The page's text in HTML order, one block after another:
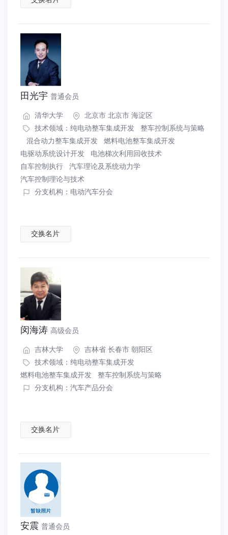
田光宇 普通会员
清华大学
北京市 北京市 海淀区
技术领域： 纯电动整车集成开发 整车控制系统与策略
混合动力整车集成开发 燃料电池整车集成开发
电驱动系统设计开发
电池梯次利用回收技术
自车控制执行 汽车理论及系统动力学
汽车控制理论与技术
分支机构：电动汽车分会
交换名片
闵海涛 高级会员
吉林大学
吉林省 长春市 朝阳区
技术领域： 纯电动整车集成开发
燃料电池整车集成开发 整车控制系统与策略
分支机构：汽车产品分会
交换名片
安震 普通会员